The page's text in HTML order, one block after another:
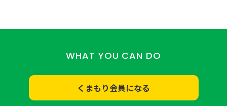
WHAT YOU CAN DO
くまもり会員になる